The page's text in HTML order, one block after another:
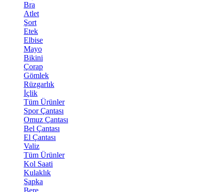
Bra
Atlet
Şort
Etek
Elbise
Mayo
Bikini
Çorap
Gömlek
Rüzgarlık
İçlik
Tüm Ürünler
Spor Çantası
Omuz Çantası
Bel Çantası
El Çantası
Valiz
Tüm Ürünler
Kol Saati
Kulaklık
Şapka
Bere